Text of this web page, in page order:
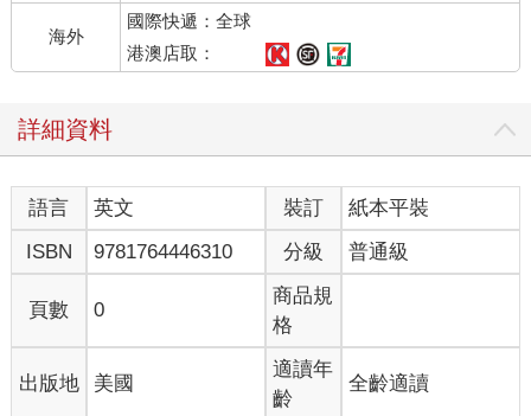
海外
國際快遞：全球
港澳店取：
詳細資料
語言 英文 裝訂
紙本平裝
ISBN
9781764446310 分級 普通級
頁數 0
商品規
格
出版地 美國
適讀年
齡
全齡適讀